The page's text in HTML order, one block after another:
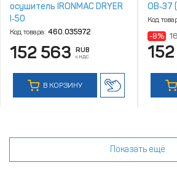
осушитель IRONMAC DRYER
I‑50
Код товара: 460.035972
152 563 RUB
с НДС
В КОРЗИНУ
ОВ‑37
Код
-8%
Показать ещё